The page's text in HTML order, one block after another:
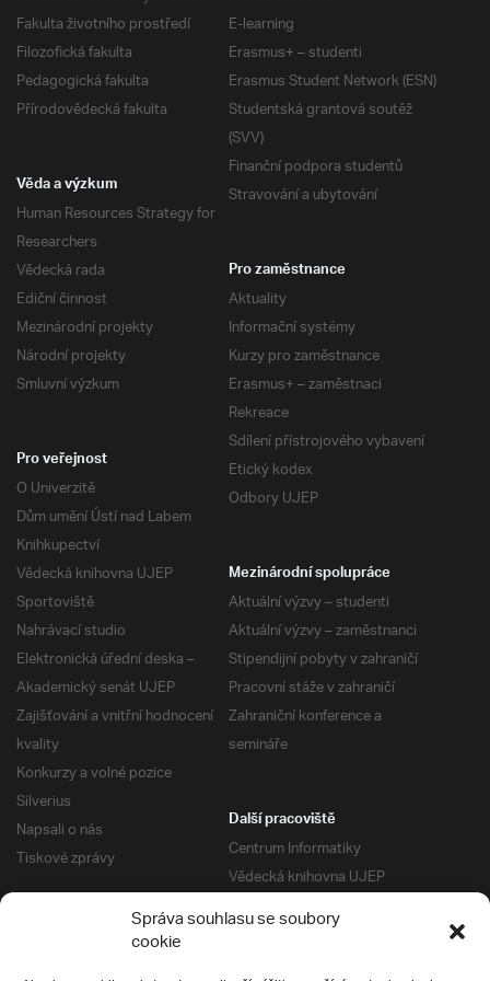
Správa souhlasu se soubory
cookie
Fakulta životního prostředí
Filozofická fakulta
Pedagogická fakulta
Přírodovědecká fakulta
E-learning
Erasmus+ – studenti
Erasmus Student Network (ESN)
Studentská grantová soutěž
(SVV)
Finanční podpora studentů
Stravování a ubytování
Věda a výzkum
Human Resources Strategy for
Researchers
Vědecká rada
Ediční činnost
Mezinárodní projekty
Národní projekty
Smluvní výzkum
Pro zaměstnance
Aktuality
Informační systémy
Kurzy pro zaměstnance
Erasmus+ – zaměstnaci
Rekreace
Sdílení přístrojového vybavení
Etický kodex
Odbory UJEP
Pro veřejnost
O Univerzitě
Dům umění Ústí nad Labem
Knihkupectví
Vědecká knihovna UJEP
Sportoviště
Nahrávací studio
Elektronická úřední deska –
Akademický senát UJEP
Zajišťování a vnitřní hodnocení
kvality
Konkurzy a volné pozice
Silverius
Napsali o nás
Tiskové zprávy
Mezinárodní spolupráce
Aktuální výzvy – studenti
Aktuální výzvy – zaměstnanci
Stipendijní pobyty v zahraničí
Pracovní stáže v zahraničí
Zahraniční konference a
semináře
Další pracoviště
Centrum Informatiky
Vědecká knihovna UJEP
Správa kolejí a menz
Univerzitní centrum podpory